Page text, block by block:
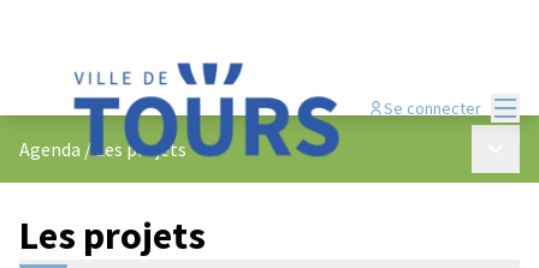
Se connecter
Agenda /Les projets
Les projets